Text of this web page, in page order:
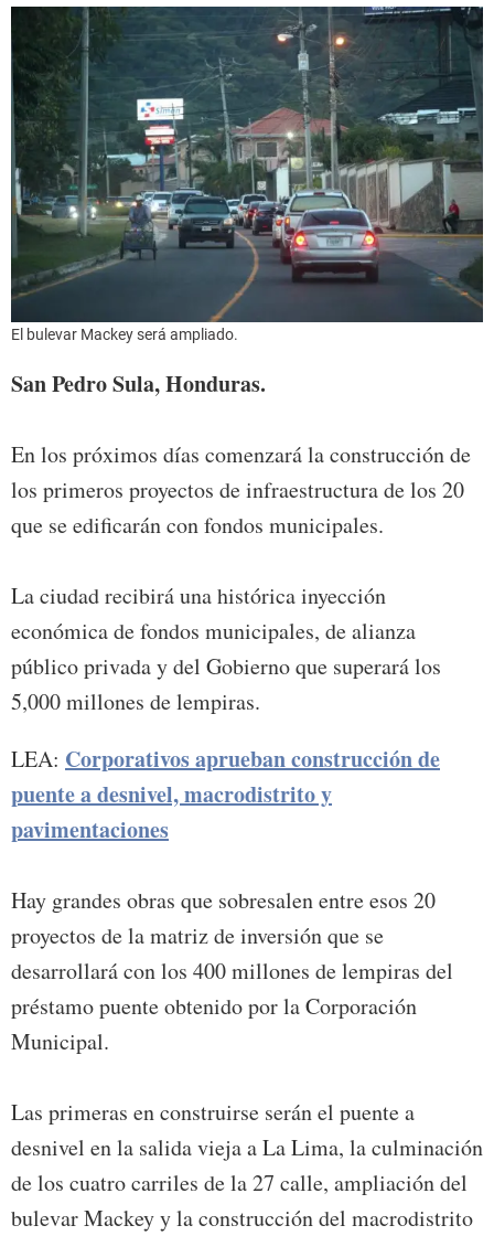
El bulevar Mackey será ampliado.
San Pedro Sula, Honduras.
En los próximos días comenzará la construcción de
los primeros proyectos de infraestructura de los 20
que se edificarán con fondos municipales.
La ciudad recibirá una histórica inyección
económica de fondos municipales, de alianza
público privada y del Gobierno que superará los
5,000 millones de lempiras.
LEA: Corporativos aprueban construcción de
puente a desnivel, macrodistrito y
pavimentaciones
Hay grandes obras que sobresalen entre esos 20
proyectos de la matriz de inversión que se
desarrollará con los 400 millones de lempiras del
préstamo puente obtenido por la Corporación
Municipal.
Las primeras en construirse serán el puente a
desnivel en la salida vieja a La Lima, la culminación
de los cuatro carriles de la 27 calle, ampliación del
bulevar Mackey y la construcción del macrodistrito